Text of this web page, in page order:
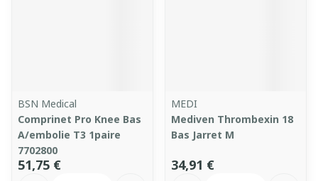
BSN Medical
Comprinet Pro Knee Bas
A/embolie T3 1paire
7702800
51,75 €
MEDI
Mediven Thrombexin 18
Bas Jarret M
34,91 €